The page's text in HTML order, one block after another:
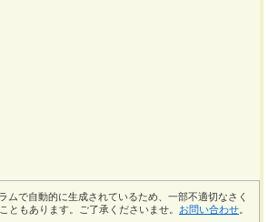
ムで自動的に生成されているため、一部不適切なさく
ともあります。ご了承くださいませ。 お問い合わせ